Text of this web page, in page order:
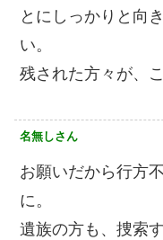
とにしっかりと向
い。
残された方々が、
名無しさん
お願いだから行方
に。
遺族の方も、捜索